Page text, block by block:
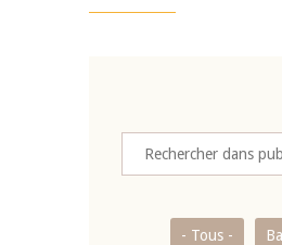
- Tous -